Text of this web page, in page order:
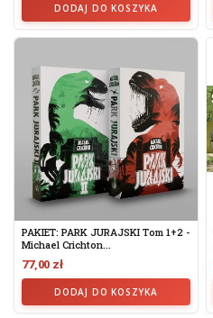
DODAJ DO KOSZYKA
PAKIET: PARK JURAJSKI Tom 1+2 -
Michael Crichton...
77,00 zł
DODAJ DO KOSZYKA